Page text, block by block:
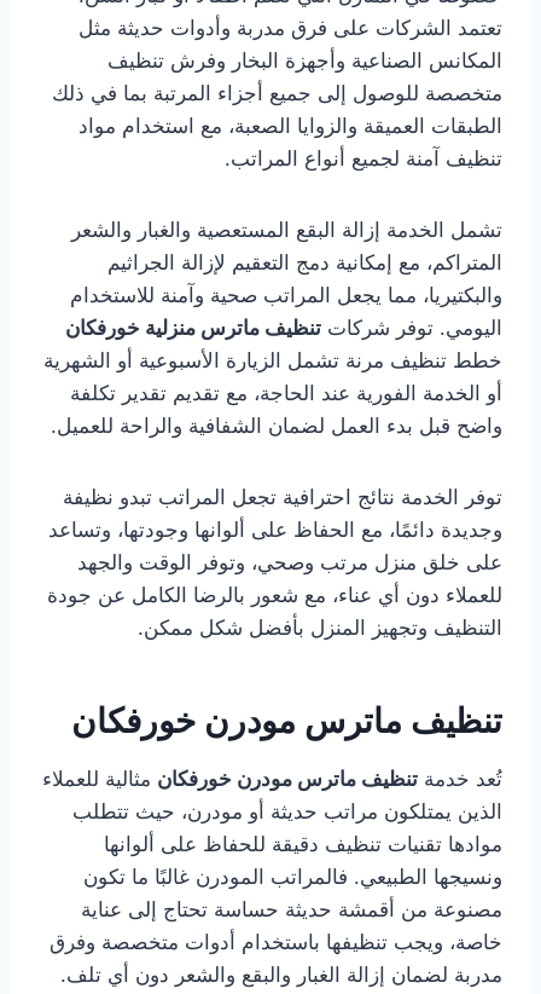
تعتمد الشركات على فرق مدربة وأدوات حديثة مثل
المكانس الصناعية وأجهزة البخار وفرش تنظيف
متخصصة للوصول إلى جميع أجزاء المرتبة بما في ذلك
الطبقات العميقة والزوايا الصعبة، مع استخدام مواد
تنظيف آمنة لجميع أنواع المراتب.
تشمل الخدمة إزالة البقع المستعصية والغبار والشعر
المتراكم، مع إمكانية دمج التعقيم لإزالة الجراثيم
والبكتيريا، مما يجعل المراتب صحية وآمنة للاستخدام
اليومي. توفر شركات تنظيف ماترس منزلية خورفكان
خطط تنظيف مرنة تشمل الزيارة الأسبوعية أو الشهرية
أو الخدمة الفورية عند الحاجة، مع تقديم تقدير تكلفة
واضح قبل بدء العمل لضمان الشفافية والراحة للعميل.
توفر الخدمة نتائج احترافية تجعل المراتب تبدو نظيفة
وجديدة دائمًا، مع الحفاظ على ألوانها وجودتها، وتساعد
على خلق منزل مرتب وصحي، وتوفر الوقت والجهد
للعملاء دون أي عناء، مع شعور بالرضا الكامل عن جودة
التنظيف وتجهيز المنزل بأفضل شكل ممكن.
تنظيف ماترس مودرن خورفكان
تُعد خدمة تنظيف ماترس مودرن خورفكان مثالية للعملاء
الذين يمتلكون مراتب حديثة أو مودرن، حيث تتطلب
موادها تقنيات تنظيف دقيقة للحفاظ على ألوانها
ونسيجها الطبيعي. فالمراتب المودرن غالبًا ما تكون
مصنوعة من أقمشة حديثة حساسة تحتاج إلى عناية
خاصة، ويجب تنظيفها باستخدام أدوات متخصصة وفرق
مدربة لضمان إزالة الغبار والبقع والشعر دون أي تلف.